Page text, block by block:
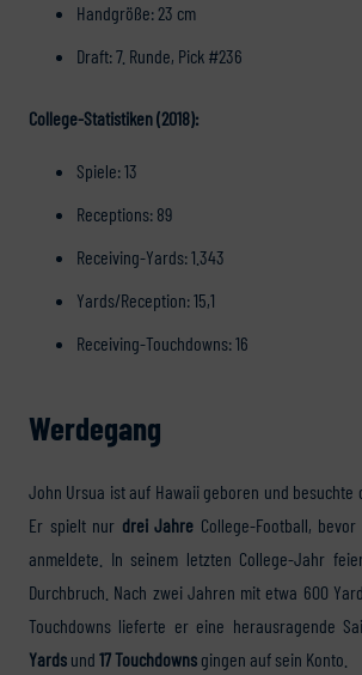
Handgröße: 23 cm
Draft: 7. Runde, Pick #236
College-Statistiken (2018):
Spiele: 13
Receptions: 89
Receiving-Yards: 1.343
Yards/Reception: 15,1
Receiving-Touchdowns: 16
Werdegang
John Ursua ist auf Hawaii geboren und besuchte
Er spielt nur drei Jahre College-Football,
anmeldete. In seinem letzten College-Jahr
Durchbruch. Nach zwei Jahren mit etwa 600
Touchdowns lieferte er eine herausragende
Yards und 17 Touchdowns gingen auf sein Konto.